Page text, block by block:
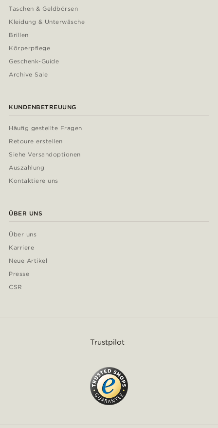
Taschen & Geldbörsen
Kleidung & Unterwäsche
Brillen
Körperpflege
Geschenk-Guide
Archive Sale
KUNDENBETREUUNG
Häufig gestellte Fragen
Retoure erstellen
Siehe Versandoptionen
Auszahlung
Kontaktiere uns
ÜBER UNS
Über uns
Karriere
Neue Artikel
Presse
CSR
Trustpilot